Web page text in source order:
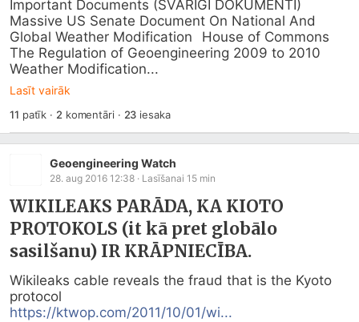
Important Documents (SVARĪGI DOKUMENTI)
Massive US Senate Document On National And
Global Weather Modification 	House of Commons
The Regulation of Geoengineering 2009 to 2010
Weather Modification...
Lasīt vairāk
11 patīk · 2 komentāri · 23 iesaka
Geoengineering Watch
28. aug 2016 12:38 · Lasīšanai 15 min
WIKILEAKS PARĀDA, KA KIOTO
PROTOKOLS (it kā pret globālo
sasilšanu) IR KRĀPNIECĪBA.
Wikileaks cable reveals the fraud that is the Kyoto
https://ktwop.com/2011/10/01/wi...